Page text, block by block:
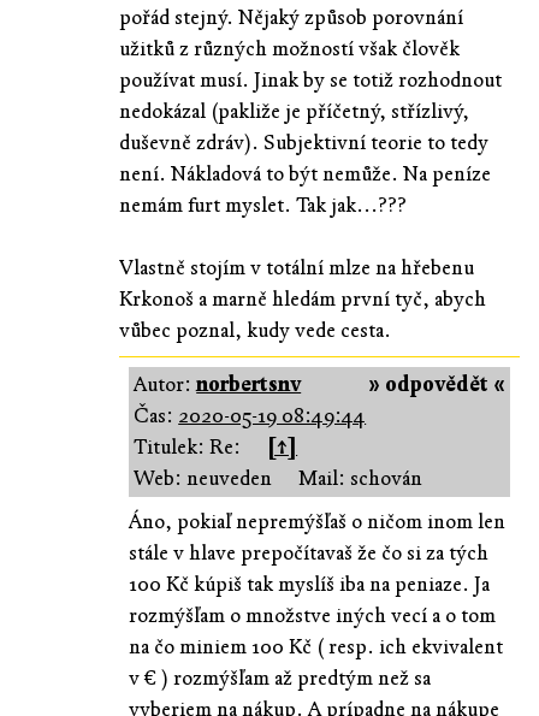
pořád stejný. Nějaký způsob porovnání
užitků z různých možností však člověk
používat musí. Jinak by se totiž rozhodnout
nedokázal (pakliže je příčetný, střízlivý,
duševně zdráv). Subjektivní teorie to tedy
není. Nákladová to být nemůže. Na peníze
nemám furt myslet. Tak jak...???
Vlastně stojím v totální mlze na hřebenu
Krkonoš a marně hledám první tyč, abych
vůbec poznal, kudy vede cesta.
» odpovědět «
Autor:norbertsnv
Čas: 2020-05-19 08:49:44
Titulek: Re:
[↑]
Web: neuveden
Mail: schován
Áno, pokiaľ nepremýšľaš o ničom inom len
stále v hlave prepočítavaš že čo si za tých
100 Kč kúpiš tak myslíš iba na peniaze. Ja
rozmýšľam o množstve iných vecí a o tom
na čo miniem 100 Kč ( resp. ich ekvivalent
v € ) rozmýšľam až predtým než sa
vyberiem na nákup. A prípadne na nákupe